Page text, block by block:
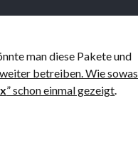
man diese Pakete und
betreiben. Wie sowas
” schon einmal gezeigt.